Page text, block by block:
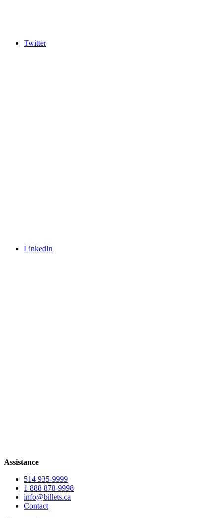
Twitter
LinkedIn
Assistance
514 935-9999
1 888 878-9998
info@billets.ca
Contact